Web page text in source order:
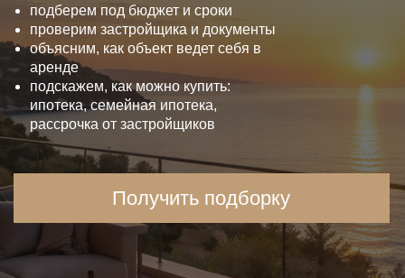
подберем под бюджет и сроки
проверим застройщика и документы
объясним, как объект ведет себя в
аренде
подскажем, как можно купить:
ипотека, семейная ипотека,
рассрочка от застройщиков
Получить подборку